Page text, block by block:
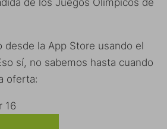
desde la App Store usando el
sí, no sabemos hasta cuando
oferta: